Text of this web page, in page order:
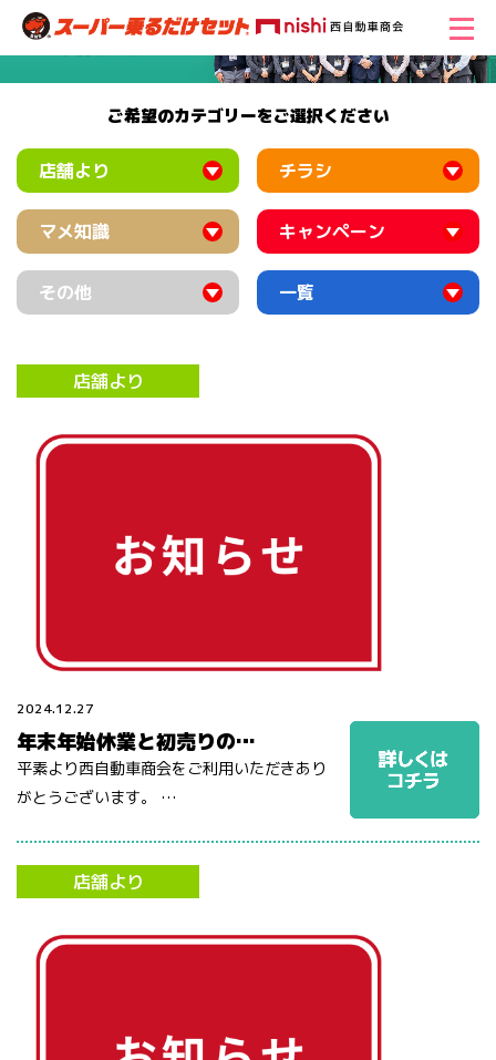
ご希望のカテゴリーをご選択ください
店舗より チラシ
マメ知識 キャンペーン
その他 一覧
店舗より
2024.12.27
年末年始休業と初売りの…
平素より西自動車商会をご利用いただきあり
がとうございます。 …
店舗より